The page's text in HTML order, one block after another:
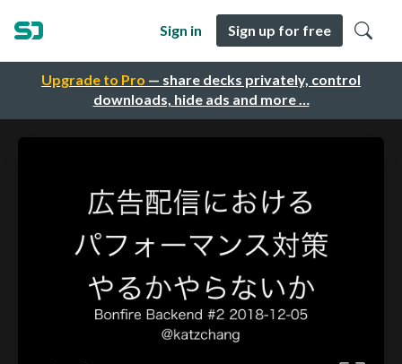
Upgrade to Pro — share decks privately, control
downloads, hide ads and more …
Sign in Sign up for free